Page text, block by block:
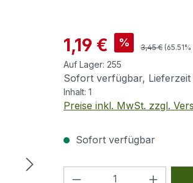
Verkaufspreis:
1,19 € % Regulärer
3,45 €
Auf Lager: 255
Sofort verfügbar, Lieferzeit
Inhalt: 1
Preise inkl. MwSt. zzgl.
Sofort verfügbar
Produkt Anzahl: